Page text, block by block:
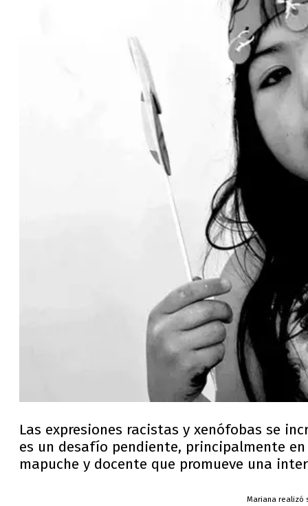
Las expresiones racistas y xenófobas se
es un desafío pendiente, principalmente
mapuche y docente que promueve una
Mariana realizó